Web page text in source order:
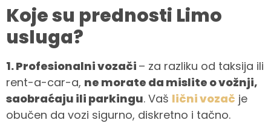
Koje su prednosti Limo
usluga?
1. Profesionalni vozači – za razliku od taksija ili
rent-a-car-a, ne morate da mislite o vožnji,
saobraćaju ili parkingu. Vaš lični vozač je
obučen da vozi sigurno, diskretno i tačno.